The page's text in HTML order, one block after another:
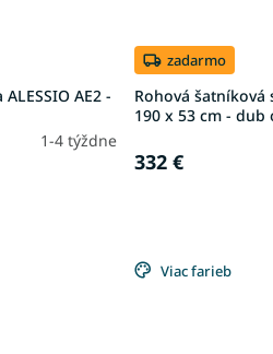
AE2 -
1-4 týždne
zadarmo
Rohová šatníková
190 x 53 cm - dub
332 €
Viac farieb